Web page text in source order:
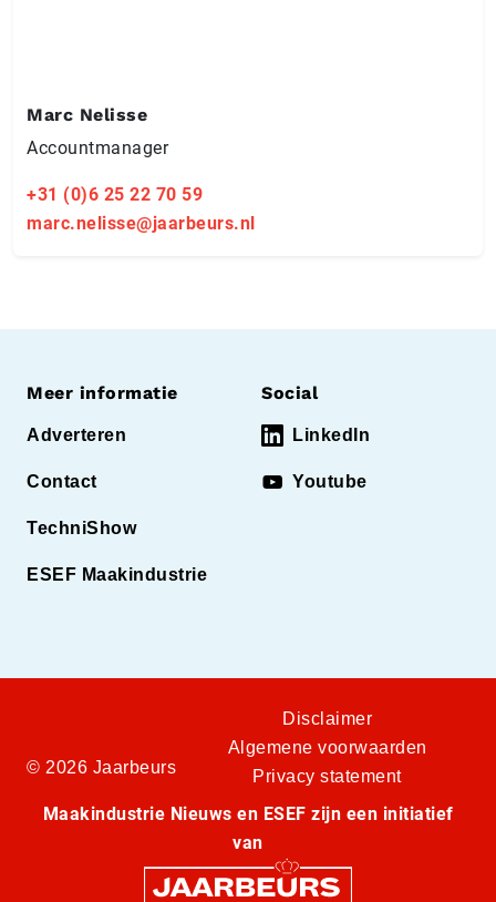
Marc Nelisse
Accountmanager
+31 (0)6 25 22 70 59
marc.nelisse@jaarbeurs.nl
Meer informatie
Adverteren
Contact
TechniShow
ESEF Maakindustrie
Social
LinkedIn
Youtube
© 2026 Jaarbeurs
Disclaimer
Algemene voorwaarden
Privacy statement
Maakindustrie Nieuws en ESEF zijn een initiatief
van